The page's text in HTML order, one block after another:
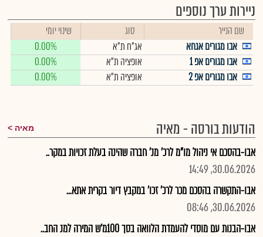
ניירות ערך נוספים
שם הנייר סוג
שינוי יומי
אבו מגורים אגחא
אג"ח ת"א
0.00%
אבו מגורים אפ 1
אופציה ת"א
0.00%
אבו מגורים אפ 2
אופציה ת"א 0.00%
הודעות בורסה - מאיה מאיה
אבו-בהסכם אי ניהול מו"מ לרכ' מנ' חברה שהינה בעלת זכויות במקר..
30.06.2026, 14:49
אבו-התקשרה בהסכם מכר לרכ' זכו' במקבץ דיור בקרית אתא...
30.06.2026, 08:46
אבו-הבנות עם מוסדי להעמדת הלוואה בסך 100מ'ש המירה למנ החב..